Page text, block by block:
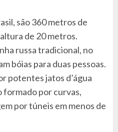
são 360 metros de
de 20 metros.
russa tradicional, no
bóias para duas pessoas.
potentes jatos d’água
por curvas,
por túneis em menos de